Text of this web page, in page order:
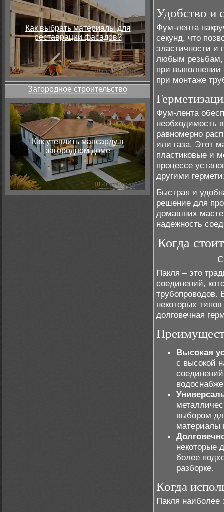
Как выбрать материалы для
реставрации фасадов?
Загородное строительство
Как утеплить мансарду в
загородном доме
Удобство и
Фум-лента
секунд, что
эластичности и
любым резьбам,
при выполнении
при монтаже
Фум-лента
необходимость
равномерно
или газа. Этот
пластиковые и
процессе
другими
Быстрая и
решение для
домашних
надежность
Когда
Пакля – это
соединений,
трубопроводов.
некоторых
долговечная
Высокая
с высокой
выбором
материалы
некоторые
более
разборке.
Когда
Пакля